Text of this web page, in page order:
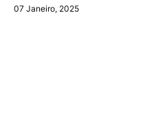
07 Janeiro, 2025